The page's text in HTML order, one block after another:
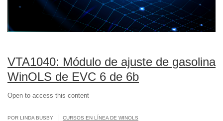
VTA1040: Módulo de ajuste de gasolina
WinOLS de EVC 6 de 6b
Open to access this content
POR LINDA BUSBY CURSOS EN LÍNEA DE WINOLS